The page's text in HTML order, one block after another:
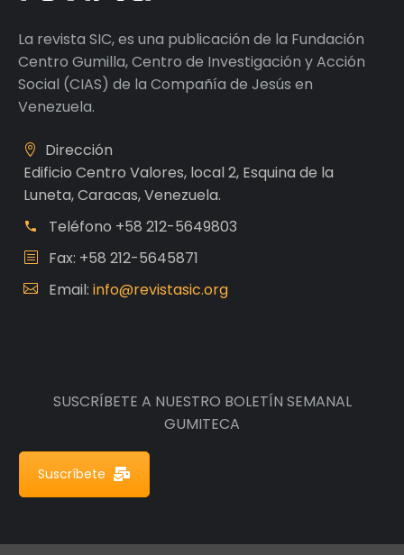
La revista SIC, es una publicación de la Fundación
Centro Gumilla, Centro de Investigación y Acción
Social (CIAS) de la Compañía de Jesús en
Venezuela.
Dirección
Edificio Centro Valores, local 2, Esquina de la
Luneta, Caracas, Venezuela.
Teléfono +58 212-5649803
Fax: +58 212-5645871
Email: info@revistasic.org
SUSCRÍBETE A NUESTRO BOLETÍN SEMANAL
GUMITECA
Suscríbete